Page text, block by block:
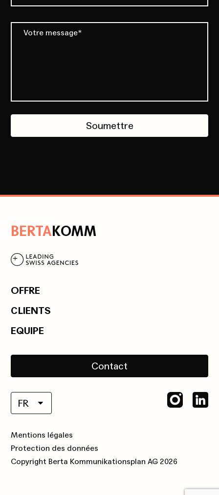
Soumettre
BERTAKOMM
OFFRE
CLIENTS
EQUIPE
Contact
FR
Mentions légales
Protection des données
Copyright Berta Kommunikationsplan AG 2026